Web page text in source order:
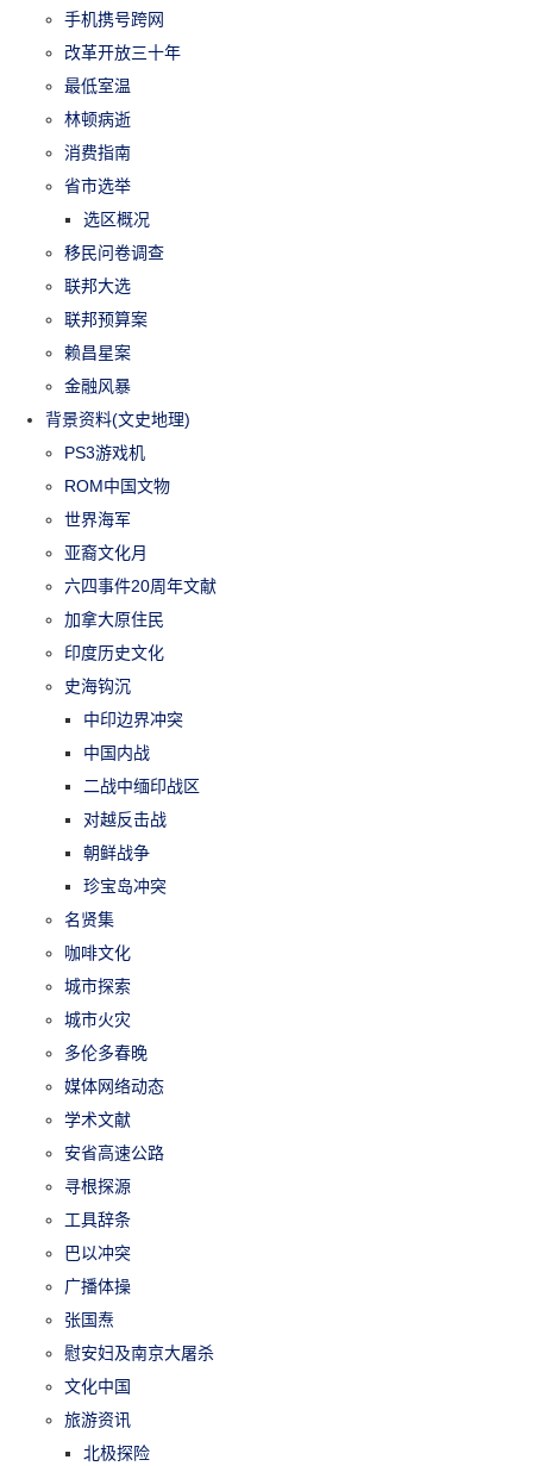
手机携号跨网
改革开放三十年
最低室温
林顿病逝
消费指南
省市选举
选区概况
移民问卷调查
联邦大选
联邦预算案
赖昌星案
金融风暴
背景资料(文史地理)
PS3游戏机
ROM中国文物
世界海军
亚裔文化月
六四事件20周年文献
加拿大原住民
印度历史文化
史海钩沉
中印边界冲突
中国内战
二战中缅印战区
对越反击战
朝鲜战争
珍宝岛冲突
名贤集
咖啡文化
城市探索
城市火灾
多伦多春晚
媒体网络动态
学术文献
安省高速公路
寻根探源
工具辞条
巴以冲突
广播体操
张国焘
慰安妇及南京大屠杀
文化中国
旅游资讯
北极探险